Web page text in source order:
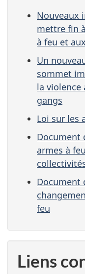
Nouveaux
mettre fin
à feu et
Un
sommet
la violence
gangs
Loi sur les
Document
armes à
Document
feu
Liens